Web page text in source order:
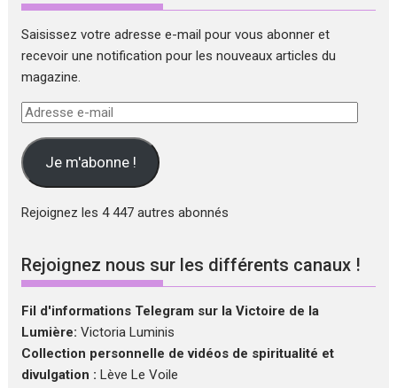
Saisissez votre adresse e-mail pour vous abonner et
recevoir une notification pour les nouveaux articles du
magazine.
Adresse
mail Je m'abonne !
Rejoignez les 4 447 autres abonnés
Rejoignez nous sur les différents canaux !
Fil d'informations Telegram sur la Victoire de la
Lumière: Victoria Luminis
Collection personnelle de vidéos de spiritualité et
divulgation : Lève Le Voile